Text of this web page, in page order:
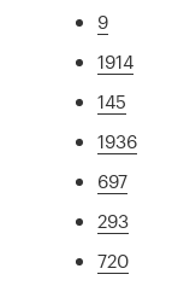
9
1914
145
1936
697
293
720